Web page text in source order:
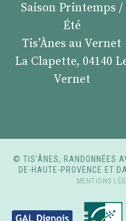
Saison Printemps /
Été
Tis’Ânes au Vernet
La Clapette, 04140
Vernet
© TIS’ÂNES, RANDONNÉES
DE-HAUTE-PROVENCE ET
MENTIONS